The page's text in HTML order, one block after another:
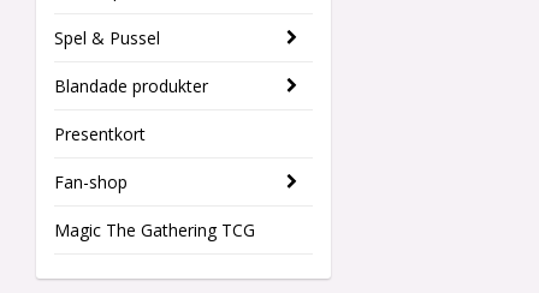
Spel & Pussel
Blandade produkter
Presentkort
Fan-shop
Magic The Gathering TCG